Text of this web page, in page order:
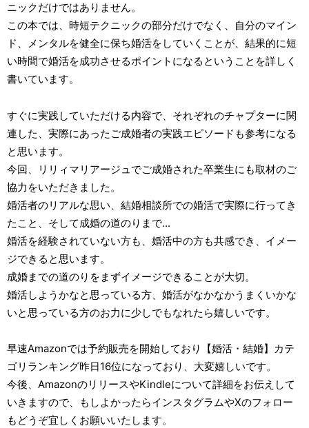
ニックだけではありません。
この本では、時短テクニックの部分だけでなく、自分のマイン
ド、メンタルを健全に保ち婚活をしていくことが、結果的に短
い時間で婚活を成功させるポイントになるということを詳しく
書いています。
すぐに実践していただける内容で、それぞれのチャプターに関
連した、実際にあったご成婚者の実践エピソードも参考になる
と思います。
今回、リリィマリアージュでご成婚された卒業生にも取材のご
協力をいただきました。
婚活者のリアルな思い、結婚相談所での婚活で実際に行ってき
たこと、そして成婚の道のりまで...
婚活を経験されていない方も、婚活中の方も共感でき、イメー
ジできると思います。
成婚までの道のりをまずイメージできることが大切。
婚活しようかなと思っている方、婚活がなかなかうまくいかな
いと思っている方のお力に少しでもなれたら嬉しいです。
早速Amazonでは予約販売を開始しており【婚活・結婚】カテ
ゴリランキング昨日16位になっており、大変嬉しいです。
今後、AmazonのリリースやKindleについて詳細をお伝えして
いきますので、もしよかったらインスタグラムやXのフォロー
もどうぞ宜しくお願いいたします。